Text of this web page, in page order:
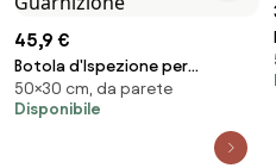
45,9 €
Botola d'Ispezione per
Cartongesso 30x50 cm con
telaio in Alluminio e Guarnizione
50×30 cm, da parete
Disponibile